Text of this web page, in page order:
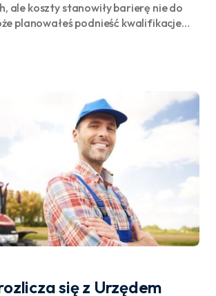
ale koszty stanowiły barierę nie do
planowałeś podnieść kwalifikacje…
się z Urzędem